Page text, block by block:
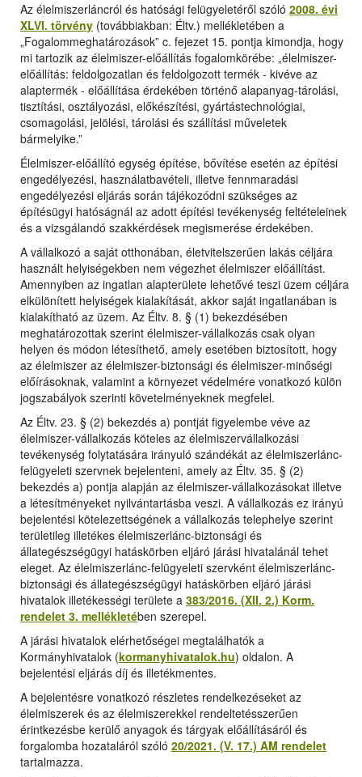
Az élelmiszerláncról és hatósági felügyeletéről szóló 2008. évi
XLVI. törvény (továbbiakban: Éltv.) mellékletében a
„Fogalommeghatározások” c. fejezet 15. pontja kimondja, hogy
mi tartozik az élelmiszer-előállítás fogalomkörébe: „élelmiszer-
előállítás: feldolgozatlan és feldolgozott termék - kivéve az
alaptermék - előállítása érdekében történő alapanyag-tárolási,
tisztítási, osztályozási, előkészítési, gyártástechnológiai,
csomagolási, jelölési, tárolási és szállítási műveletek
bármelyike.”
Élelmiszer-előállító egység építése, bővítése esetén az építési
engedélyezési, használatbavételi, illetve fennmaradási
engedélyezési eljárás során tájékozódni szükséges az
építésügyi hatóságnál az adott építési tevékenység feltételeinek
és a vizsgálandó szakkérdések megismerése érdekében.
A vállalkozó a saját otthonában, életvitelszerűen lakás céljára
használt helyiségekben nem végezhet élelmiszer előállítást.
Amennyiben az ingatlan alapterülete lehetővé teszi üzem céljára
elkülönített helyiségek kialakítását, akkor saját ingatlanában is
kialakítható az üzem. Az Éltv. 8. § (1) bekezdésében
meghatározottak szerint élelmiszer-vállalkozás csak olyan
helyen és módon létesíthető, amely esetében biztosított, hogy
az élelmiszer az élelmiszer-biztonsági és élelmiszer-minőségi
előírásoknak, valamint a környezet védelmére vonatkozó külön
jogszabályok szerinti követelményeknek megfelel.
Az Éltv. 23. § (2) bekezdés a) pontját figyelembe véve az
élelmiszer-vállalkozás köteles az élelmiszervállalkozási
tevékenység folytatására irányuló szándékát az élelmiszerlánc-
felügyeleti szervnek bejelenteni, amely az Éltv. 35. § (2)
bekezdés a) pontja alapján az élelmiszer-vállalkozásokat illetve
a létesítményeket nyilvántartásba veszi. A vállalkozás ez irányú
bejelentési kötelezettségének a vállalkozás telephelye szerint
területileg illetékes élelmiszerlánc-biztonsági és
állategészségügyi hatáskörben eljáró járási hivatalánál tehet
eleget. Az élelmiszerlánc-felügyeleti szervként élelmiszerlánc-
biztonsági és állategészségügyi hatáskörben eljáró járási
hivatalok illetékességi területe a 383/2016. (XII. 2.) Korm.
rendelet 3. mellékletében szerepel.
A járási hivatalok elérhetőségei megtalálhatók a
Kormányhivatalok (kormanyhivatalok.hu) oldalon. A
bejelentési eljárás díj és illetékmentes.
A bejelentésre vonatkozó részletes rendelkezéseket az
élelmiszerek és az élelmiszerekkel rendeltetésszerűen
érintkezésbe kerülő anyagok és tárgyak előállításáról és
forgalomba hozataláról szóló 20/2021. (V. 17.) AM rendelet
tartalmazza.